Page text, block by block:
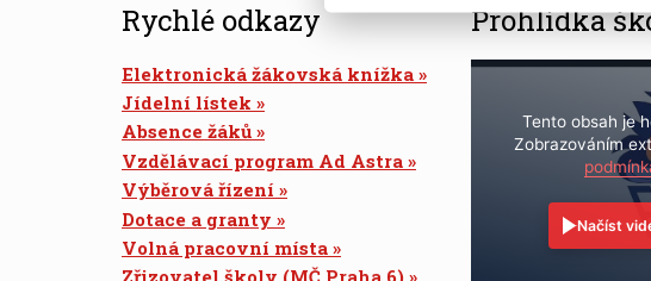
Rychlé odkazy
Elektronická žákovská knížka
Jídelní lístek
Absence žáků
Vzdělávací program Ad Astra
Výběrová řízení
Dotace a granty
Volná pracovní místa
Prohlídka
Tento obsah je
Zobrazováním
Načíst